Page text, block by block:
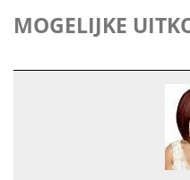
MOGELIJKE